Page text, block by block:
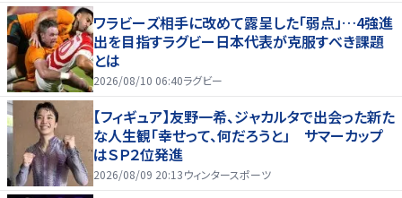
ワラビーズ相手に改めて露呈した「弱点」…4強進
出を目指すラグビー日本代表が克服すべき課題
とは
2026/08/10 06:40ラグビー
【フィギュア】友野一希、ジャカルタで出会った新た
な人生観「幸せって、何だろうと」 サマーカップ
はＳＰ２位発進
2026/08/09 20:13ウィンタースポーツ